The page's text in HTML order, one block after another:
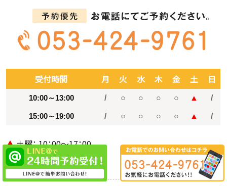
受付時間 月 火 水 木 金 土 日
10:00～13:00 / ○ ○ ○ ○ ▲ /
15:00～19:00 / ○ ○ ○ ○ ▲ /
▲土曜： 10：00～17：00
休診日